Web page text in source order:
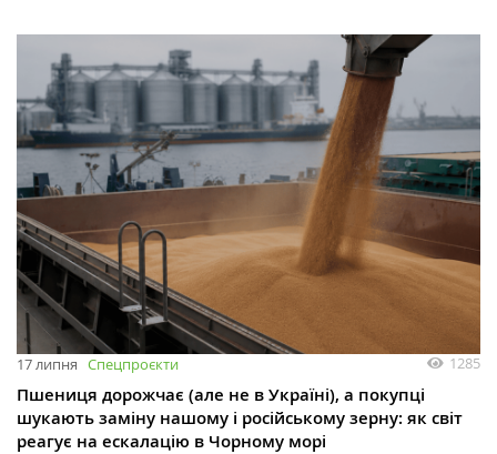
17 липня Спецпроєкти 1285
Пшениця дорожчає (але не в Україні), а покупці
шукають заміну нашому і російському зерну: як світ
реагує на ескалацію в Чорному морі